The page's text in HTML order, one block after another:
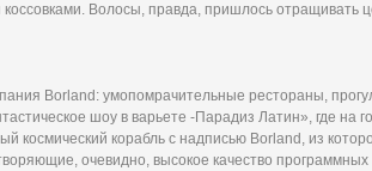
Волосы, правда, пришлось отращивать
Borland: умопомрачительные рестораны,
шоу в варьете -Парадиз Латин», где на
космический корабль с надписью Borland, из
очевидно, высокое качество программных